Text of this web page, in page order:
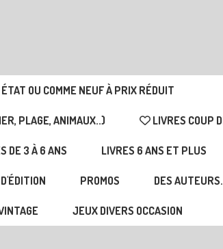
OU COMME NEUF À PRIX RÉDUIT
PLAGE, ANIMAUX..) LIVRES COUP
DE 3 À 6 ANS LIVRES 6 ANS ET PLUS
PROMOS DES
JEUX DIVERS OCCASION